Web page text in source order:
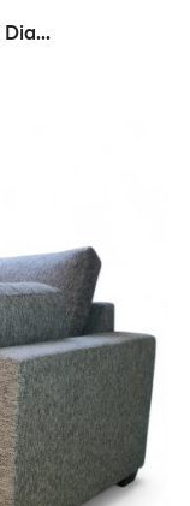
Dia...